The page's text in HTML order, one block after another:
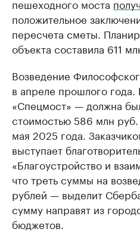
пешеходного моста
положительное
пересчета сметы.
объекта составила 611
Возведение
в апреле прошлого
«Спецмост» — должна
стоимостью 586 млн
мая 2025 года.
выступает
«Благоустройство и
что треть суммы на
рублей — выделит
сумму направят из
бюджетов.